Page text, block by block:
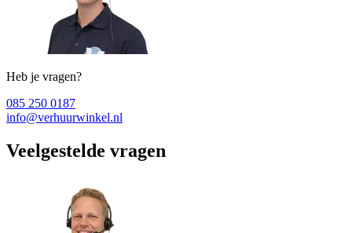
Heb je vragen?
085 250 0187
info@verhuurwinkel.nl
Veelgestelde vragen